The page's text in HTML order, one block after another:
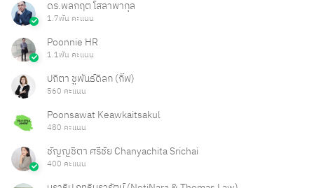
ดร.พลกฤต โสลาพากุล
1.7พัน คะแนน
Poonnie HR
1.1พัน คะแนน
ปถิตา ชูพันธ์ดิลก (กิ๊ฟ)
560 คะแนน
Poonsawat Keawkaitsakul
480 คะแนน
ชัญญชิตา ศรีชัย Chanyachita Srichai
400 คะแนน